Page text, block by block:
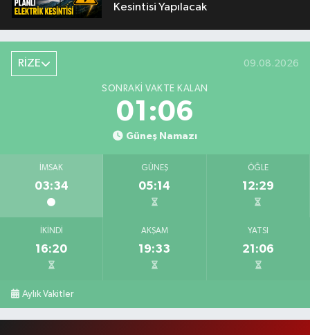
Kesintisi Yapılacak
RİZE 09.08.2026
SONRAKI VAKTE KALAN
01:06
Güneş Namazı
İMSAK
03:34
GÜNEŞ
05:14
ÖĞLE
12:29
İKINDI
16:20
AKŞAM
19:33
YATSI
21:06
Aylık Vakitler